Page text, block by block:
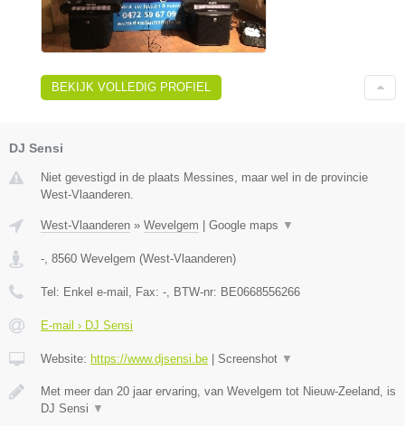
BEKIJK VOLLEDIG PROFIEL
DJ Sensi
Niet gevestigd in de plaats Messines, maar wel in de provincie
West-Vlaanderen.
West-Vlaanderen » Wevelgem Google maps ▼
- 8560 Wevelgem (West-Vlaanderen)
Tel: Enkel e-mail , Fax: - , BTW-nr: BE0668556266
E-mail › DJ Sensi
Website: https://www.djsensi.be Screenshot ▼
Met meer dan 20 jaar ervaring, van Wevelgem tot Nieuw-Zeeland, is
DJ Sensi ▼